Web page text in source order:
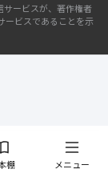
棚 メニュー
サービスが、著作権者
ービスであることを示